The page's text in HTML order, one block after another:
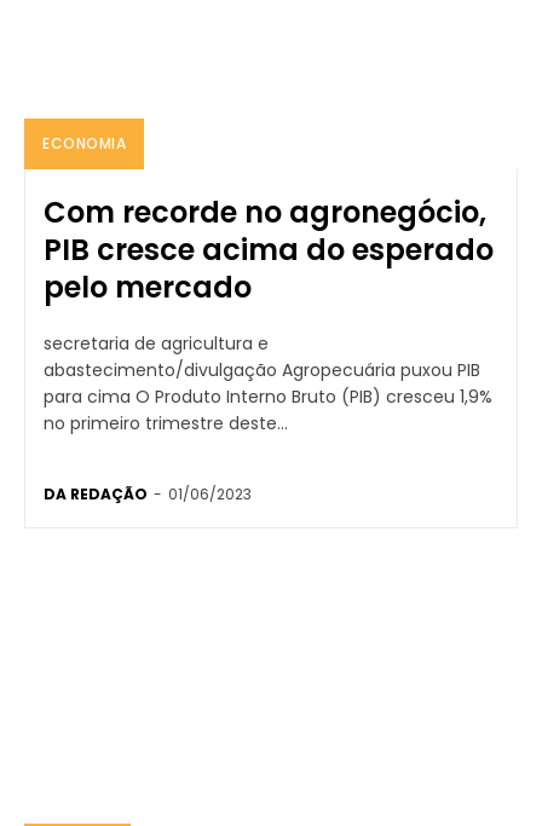
ECONOMIA
Com recorde no agronegócio,
PIB cresce acima do esperado
pelo mercado
secretaria de agricultura e
abastecimento/divulgação Agropecuária puxou PIB
para cima O Produto Interno Bruto (PIB) cresceu 1,9%
no primeiro trimestre deste...
DA REDAÇÃO - 01/06/2023